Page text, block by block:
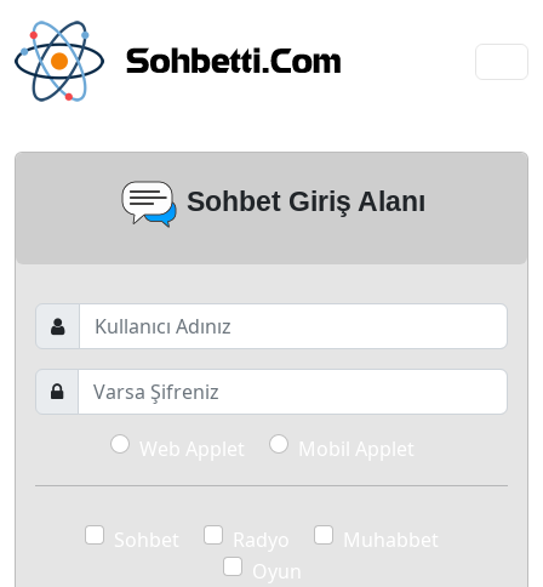
Sohbet Giriş Alanı
Web Applet Mobil Applet
Sohbet Radyo
Muhabbet
Oyun